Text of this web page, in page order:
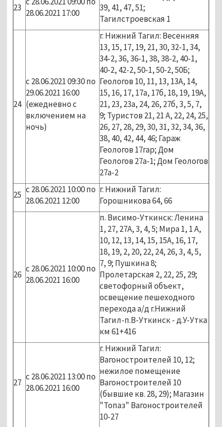
23 28.06.2021 17:00
39, 41, 47, 51;
Тагилстроевская 1
24
с 28.06.2021 09:30 по
29.06.2021 16:00
(ежедневно с
включением на
ночь)
г. Нижний Тагил: Весенняя
13, 15, 17, 19, 21, 30, 32-1, 34,
34-2, 36, 36-1, 38, 38-2, 40-1,
40-2, 42-2, 50-1, 50-2, 50Б;
Геологов 10, 11, 13, 13А, 14,
15, 16, 17, 17а, 17б, 18, 19, 19А,
21, 23, 23а, 24, 26, 27б, 3, 5, 7,
9; Туристов 21, 21 А, 22, 24, 25,
26, 27, 28, 29, 30, 31, 32, 34, 36,
38, 40, 42, 44, 46; Гараж
Геологов 17гар; Дом
Геологов 27а-1; Дом Геологов
27а-2
25 с 28.06.2021 10:00 по
28.06.2021 12:00
г. Нижний Тагил:
Горошникова 64, 66
26
с 28.06.2021 10:00 по
28.06.2021 16:00
п. Висимо-Уткинск: Ленина
1, 27, 27А, 3, 4, 5; Мира 1, 1 А,
10, 12, 13, 14, 15, 15А, 16, 17,
18, 19, 2, 20, 22, 24, 26, 3, 4, 5,
7, 9; Пушкина 8;
Пролетарская 2, 22, 25, 29;
светофорный объект,
освещение пешеходного
перехода а/д г.Нижний
Тагил-п.В-Уткинск - д.У-Утка
км 61+416
27
с 28.06.2021 13:00 по
28.06.2021 16:00
г. Нижний Тагил:
Вагоностроителей 10, 12;
нежилое помещение
Вагоностроителей 10
(бывшие кв. 28, 29); Магазин
"Топаз" Вагоностроителей
10-27